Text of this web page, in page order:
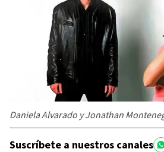
Daniela Alvarado y Jonathan
Suscríbete a nuestros canales